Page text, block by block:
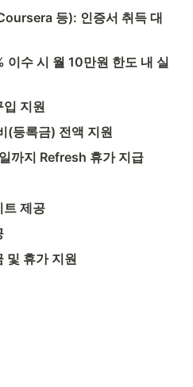
등): 인증서 취득 대
이수 시 월 10만원 한도 내 실
입 지원
(등록금) 전액 지원
까지 Refresh 휴가 지급
트 제공
및 휴가 지원